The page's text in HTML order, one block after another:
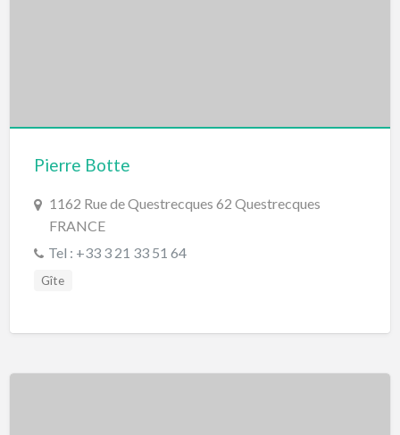
Pierre Botte
1162 Rue de Questrecques 62 Questrecques
FRANCE
Tel : +33 3 21 33 51 64
Gîte